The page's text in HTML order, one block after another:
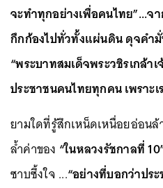
จะทำทุกอย่างเพื่อคนไทย”...จ
กึกก้องไปทั่วทั้งแผ่นดิน ดุจค
“พระบาทสมเด็จพระวชิรเกล้า
ประชาชนคนไทยทุกคน เพราะ
ยามใดที่รู้สึกเหน็ดเหนื่อยอ่อน
ล้ำค่าของ “ในหลวงรัชกาลที่
ซาบซึ้งใจ ...“อย่างที่บอกว่าปร